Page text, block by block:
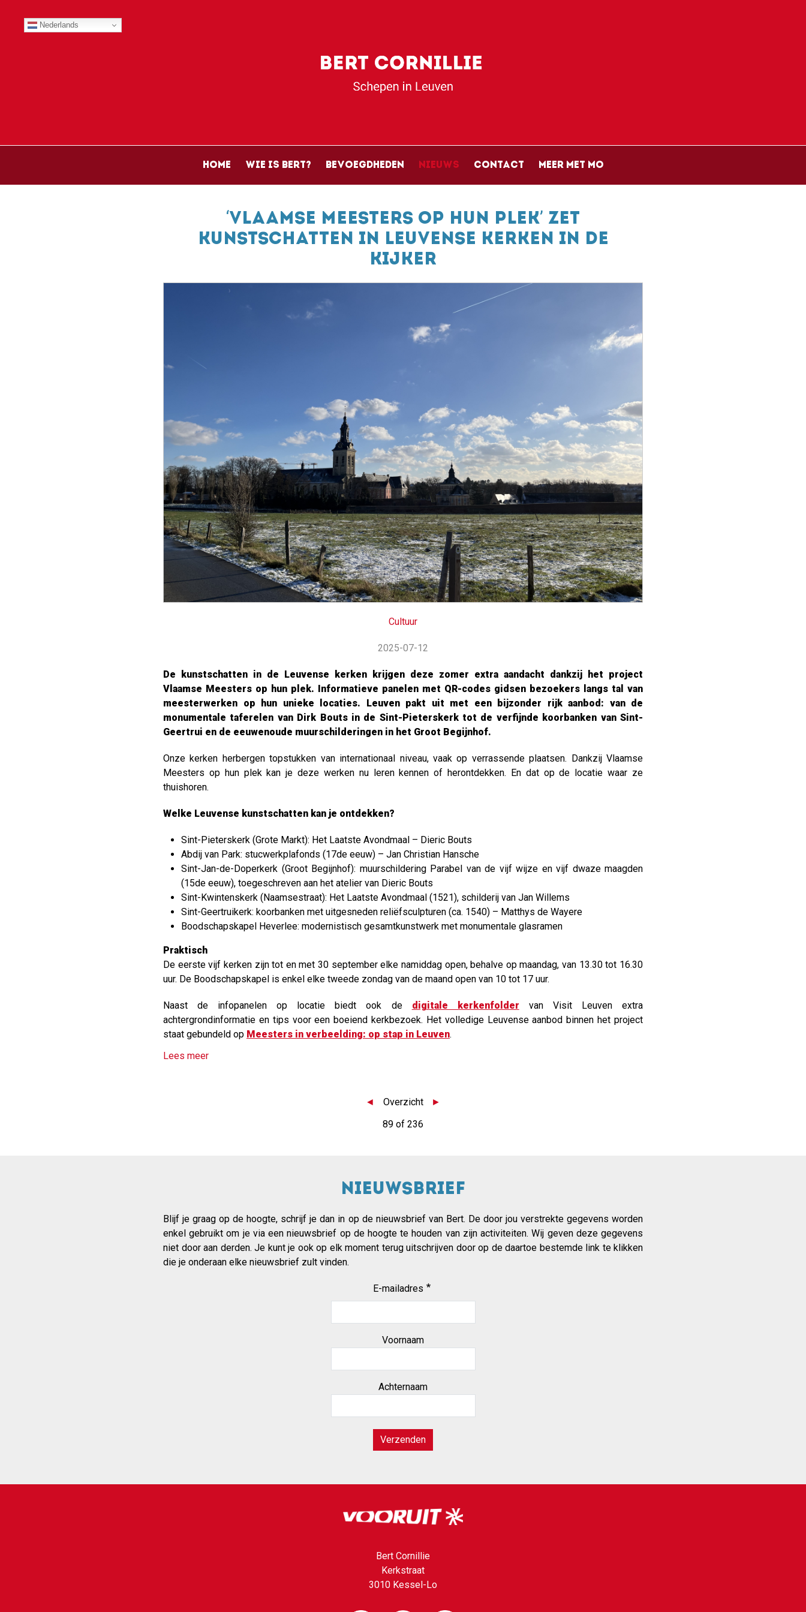
Nederlands
Home Wie is Bert? Bevoegdheden Nieuws Contact Meer met Mo
‘Vlaamse Meesters op hun plek’ zet
kunstschatten in Leuvense kerken in de
kijker
Cultuur
2025-07-12
De kunstschatten in de Leuvense kerken krijgen deze zomer extra aandacht dankzij het project
Vlaamse Meesters op hun plek. Informatieve panelen met QR-codes gidsen bezoekers langs tal van
meesterwerken op hun unieke locaties. Leuven pakt uit met een bijzonder rijk aanbod: van de
monumentale taferelen van Dirk Bouts in de Sint-Pieterskerk tot de verfijnde koorbanken van Sint-
Geertrui en de eeuwenoude muurschilderingen in het Groot Begijnhof.
Onze kerken herbergen topstukken van internationaal niveau, vaak op verrassende plaatsen. Dankzij Vlaamse
Meesters op hun plek kan je deze werken nu leren kennen of herontdekken. En dat op de locatie waar ze
thuishoren.
Welke Leuvense kunstschatten kan je ontdekken?
Sint-Pieterskerk (Grote Markt): Het Laatste Avondmaal – Dieric Bouts
Abdij van Park: stucwerkplafonds (17de eeuw) – Jan Christian Hansche
Sint-Jan-de-Doperkerk (Groot Begijnhof): muurschildering Parabel van de vijf wijze en vijf dwaze maagden
(15de eeuw), toegeschreven aan het atelier van Dieric Bouts
Sint-Kwintenskerk (Naamsestraat): Het Laatste Avondmaal (1521), schilderij van Jan Willems
Sint-Geertruikerk: koorbanken met uitgesneden reliëfsculpturen (ca. 1540) – Matthys de Wayere
Boodschapskapel Heverlee: modernistisch gesamtkunstwerk met monumentale glasramen
Praktisch
​De eerste vijf kerken zijn tot en met 30 september elke namiddag open, behalve op maandag, van 13.30 tot 16.30
uur. De Boodschapskapel is enkel elke tweede zondag van de maand open van 10 tot 17 uur.
Naast de infopanelen op locatie biedt ook de digitale kerkenfolder van Visit Leuven extra
achtergrondinformatie en tips voor een boeiend kerkbezoek. Het volledige Leuvense aanbod binnen het project
staat gebundeld op Meesters in verbeelding: op stap in Leuven.
Lees meer
◄ Overzicht
►
89 of 236
Nieuwsbrief
Blijf je graag op de hoogte, schrijf je dan in op de nieuwsbrief van Bert. De door jou verstrekte gegevens worden
enkel gebruikt om je via een nieuwsbrief op de hoogte te houden van zijn activiteiten. Wij geven deze gegevens
niet door aan derden. Je kunt je ook op elk moment terug uitschrijven door op de daartoe bestemde link te klikken
die je onderaan elke nieuwsbrief zult vinden.
E-mailadres
Voornaam
Achternaam
Verzenden
Bert Cornillie
Kerkstraat
3010 Kessel-Lo